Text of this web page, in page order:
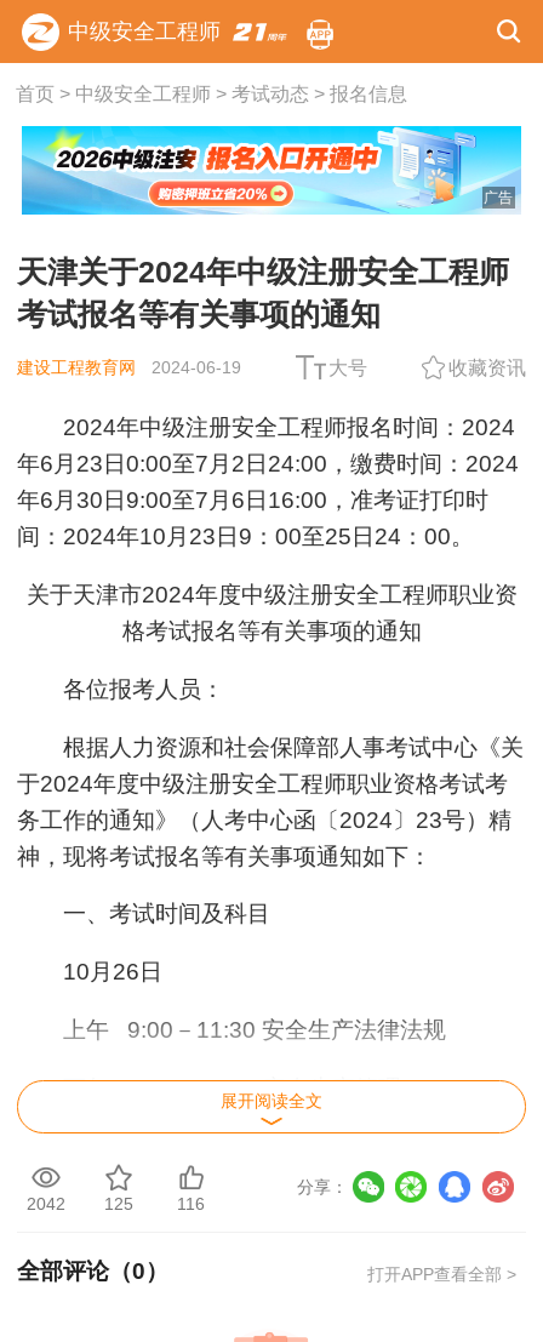
中级安全工程师
首页> 中级安全工程师> 考试动态 > 报名信息
广告
天津关于2024年中级注册安全工程师
考试报名等有关事项的通知
建设工程教育网 2024-06-19 大号 收藏资讯
2024年中级注册安全工程师报名时间： 2024
年6 月 23日0:00至7 月 2日24:00，缴费时间： 2024
年6 月30日9:00至7 月 6日16:00，准考证打印时
间： 2024年10 月 23日9 ：00至25日24 ：00。
关于天津市2024年度中级注册安全工程师职业资
格考试报名等有关事项的通知
各位报考人员：
根据人力资源和社会保障部人事考试中心《关
于2024年度中级注册安全工程师职业资格考试考
务工作的通知》（人考中心函〔2024〕23号）精
神，现将考试报名等有关事项通知如下：
一、考试时间及科目
10月26日
上午 9:00－11:30 安全生产法律法规
下午 14:00－16:30 安全生产管理
上午 9:00－11:30 安全生产技术基础
下午 14:00－16:30 安全生产专业实务（7个
展开阅读全文
2042 125 116
分享：
全部评论（0） 打开APP查看全部 >